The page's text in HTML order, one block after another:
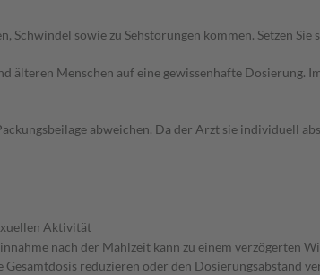
Schwindel sowie zu Sehstörungen kommen. Setzen
älteren Menschen auf eine gewissenhafte
abweichen. Da der Arzt sie individuell
Aktivität
nach der Mahlzeit kann zu einem
reduzieren oder den Dosierungsabstand